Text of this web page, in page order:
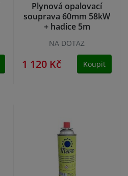
Plynová opalovací
souprava 60mm 58kW
+ hadice 5m
NA DOTAZ
1 120 Kč Koupit